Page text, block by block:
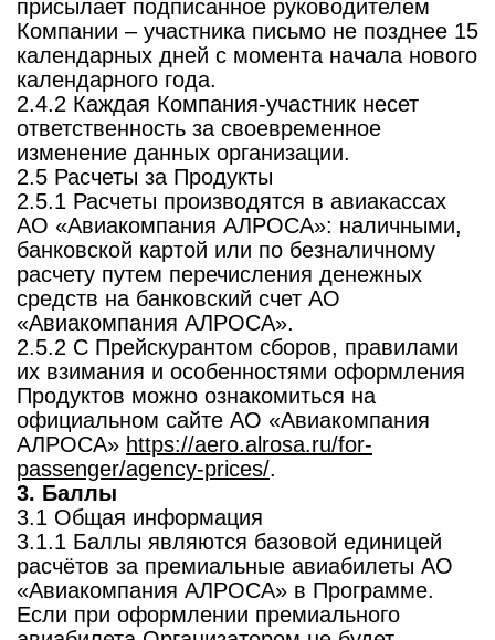
присылает подписанное руководителем
Компании – участника письмо не позднее 15
календарных дней с момента начала нового
календарного года.
2.4.2 Каждая Компания-участник несет
ответственность за своевременное
изменение данных организации.
2.5 Расчеты за Продукты
2.5.1 Расчеты производятся в авиакассах
АО «Авиакомпания АЛРОСА»: наличными,
банковской картой или по безналичному
расчету путем перечисления денежных
средств на банковский счет АО
«Авиакомпания АЛРОСА».
2.5.2 С Прейскурантом сборов, правилами
их взимания и особенностями оформления
Продуктов можно ознакомиться на
официальном сайте АО «Авиакомпания
АЛРОСА» https://aero.alrosa.ru/for-
passenger/agency-prices/.
3. Баллы
3.1 Общая информация
3.1.1 Баллы являются базовой единицей
расчётов за премиальные авиабилеты АО
«Авиакомпания АЛРОСА» в Программе.
Если при оформлении премиального